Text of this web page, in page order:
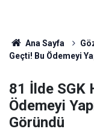
Ana Sayfa
Geçti! Bu Ödemeyi
81 İlde SGK
Ödemeyi
Göründü